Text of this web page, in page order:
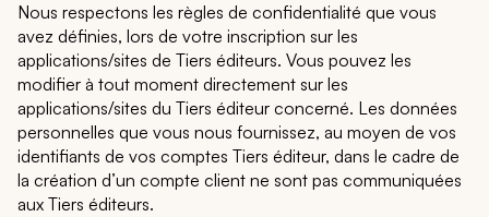
Nous respectons les règles de confidentialité que vous
avez définies, lors de votre inscription sur les
applications/sites de Tiers éditeurs. Vous pouvez les
modifier à tout moment directement sur les
applications/sites du Tiers éditeur concerné. Les données
personnelles que vous nous fournissez, au moyen de vos
identifiants de vos comptes Tiers éditeur, dans le cadre de
la création d’un compte client ne sont pas communiquées
aux Tiers éditeurs.